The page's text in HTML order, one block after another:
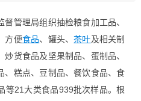
管理局组织抽检粮食加工品、
方便食品、罐头、茶叶及相关制
货食品及坚果制品、蛋制品、
、糕点、豆制品、餐饮食品、食
等21大类食品939批次样品。根